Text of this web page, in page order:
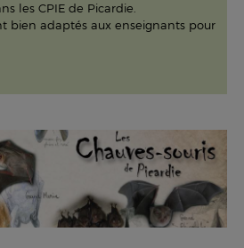
les CPIE de Picardie.
bien adaptés aux enseignants pour